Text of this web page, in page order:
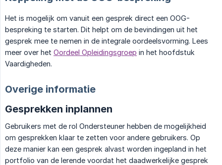
Het is mogelijk om vanuit een gesprek direct een OOG-
bespreking te starten. Dit helpt om de bevindingen uit het
gesprek mee te nemen in de integrale oordeelsvorming. Lees
meer over het Oordeel Opleidingsgroep in het hoofdstuk
Vaardigheden.
Overige informatie
Gesprekken inplannen
Gebruikers met de rol Ondersteuner hebben de mogelijkheid
om gesprekken klaar te zetten voor andere gebruikers. Op
deze manier kan een gesprek alvast worden ingepland in het
portfolio van de lerende voordat het daadwerkelijke gesprek